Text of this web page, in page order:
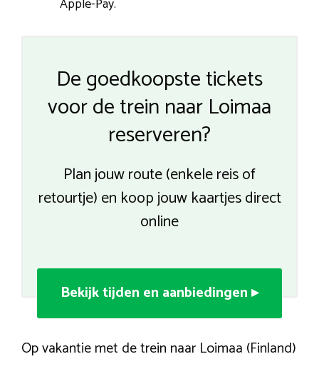
De goedkoopste tickets
voor de trein naar Loimaa
reserveren?
Plan jouw route (enkele reis of
retourtje) en koop jouw kaartjes direct
online
Bekijk tijden en aanbiedingen ▸
Op vakantie met de trein naar Loimaa (Finland)